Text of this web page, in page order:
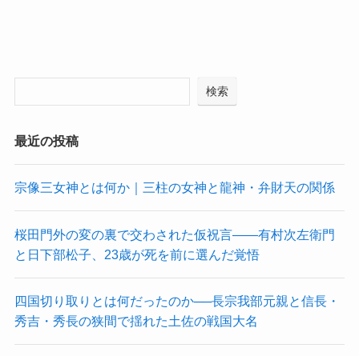
検索
最近の投稿
宗像三女神とは何か｜三柱の女神と龍神・弁財天の関係
桜田門外の変の裏で交わされた仮祝言——有村次左衛門
と日下部松子、23歳が死を前に選んだ覚悟
四国切り取りとは何だったのか──長宗我部元親と信長・
秀吉・秀長の狭間で揺れた土佐の戦国大名